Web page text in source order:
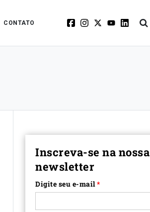
CONTATO
Inscreva-se na nossa
newsletter
Digite seu e-mail*